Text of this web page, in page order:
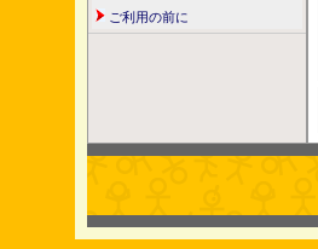
ご利用の前に